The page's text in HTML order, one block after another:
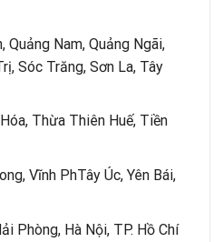
Quảng Nam, Quảng Ngãi,
Sóc Trăng, Sơn La, Tây
Thừa Thiên Huế, Tiền
Vĩnh PhTây Úc, Yên Bái,
Phòng, Hà Nội, TP. Hồ Chí